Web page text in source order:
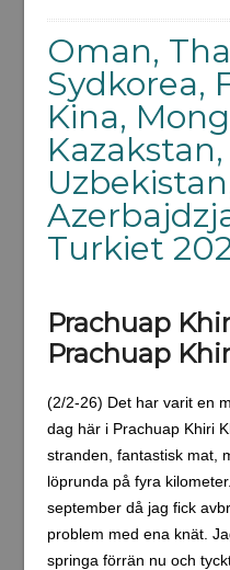
Oman,
Sydkorea,
Kina,
Turkiet
Prachuap
Prachuap
(2/2-26) Det har varit en
dag här i Prachuap Khiri
stranden, fantastisk mat,
löprunda på fyra
september då jag fick
problem med ena knät.
springa förrän nu och